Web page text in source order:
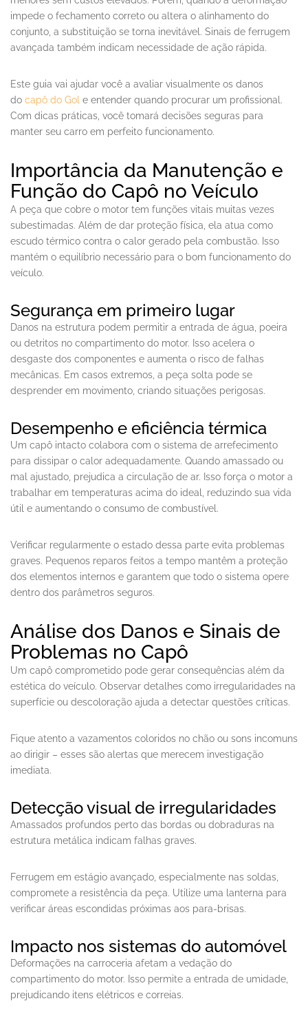
impede o fechamento correto ou altera o alinhamento do
conjunto, a substituição se torna inevitável. Sinais de ferrugem
avançada também indicam necessidade de ação rápida.
Este guia vai ajudar você a avaliar visualmente os danos
do capô do Gol e entender quando procurar um profissional.
Com dicas práticas, você tomará decisões seguras para
manter seu carro em perfeito funcionamento.
Importância da Manutenção e
Função do Capô no Veículo
A peça que cobre o motor tem funções vitais muitas vezes
subestimadas. Além de dar proteção física, ela atua como
escudo térmico contra o calor gerado pela combustão. Isso
mantém o equilíbrio necessário para o bom funcionamento do
veículo.
Segurança em primeiro lugar
Danos na estrutura podem permitir a entrada de água, poeira
ou detritos no compartimento do motor. Isso acelera o
desgaste dos componentes e aumenta o risco de falhas
mecânicas. Em casos extremos, a peça solta pode se
desprender em movimento, criando situações perigosas.
Desempenho e eficiência térmica
Um capô intacto colabora com o sistema de arrefecimento
para dissipar o calor adequadamente. Quando amassado ou
mal ajustado, prejudica a circulação de ar. Isso força o motor a
trabalhar em temperaturas acima do ideal, reduzindo sua vida
útil e aumentando o consumo de combustível.
Verificar regularmente o estado dessa parte evita problemas
graves. Pequenos reparos feitos a tempo mantêm a proteção
dos elementos internos e garantem que todo o sistema opere
dentro dos parâmetros seguros.
Análise dos Danos e Sinais de
Problemas no Capô
Um capô comprometido pode gerar consequências além da
estética do veículo. Observar detalhes como irregularidades na
superfície ou descoloração ajuda a detectar questões críticas.
Fique atento a vazamentos coloridos no chão ou sons incomuns
ao dirigir – esses são alertas que merecem investigação
imediata.
Detecção visual de irregularidades
Amassados profundos perto das bordas ou dobraduras na
estrutura metálica indicam falhas graves.
Ferrugem em estágio avançado, especialmente nas soldas,
compromete a resistência da peça. Utilize uma lanterna para
verificar áreas escondidas próximas aos para-brisas.
Impacto nos sistemas do automóvel
Deformações na carroceria afetam a vedação do
compartimento do motor. Isso permite a entrada de umidade,
prejudicando itens elétricos e correias.